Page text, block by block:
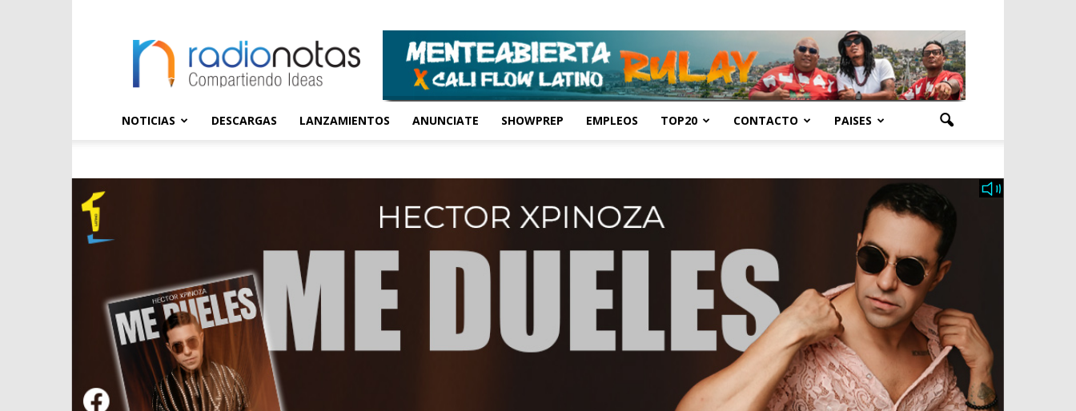
NOTICIAS DESCARGAS LANZAMIENTOS ANUNCIATE SHOWPREP EMPLEOS TOP20 CONTACTO PAISES